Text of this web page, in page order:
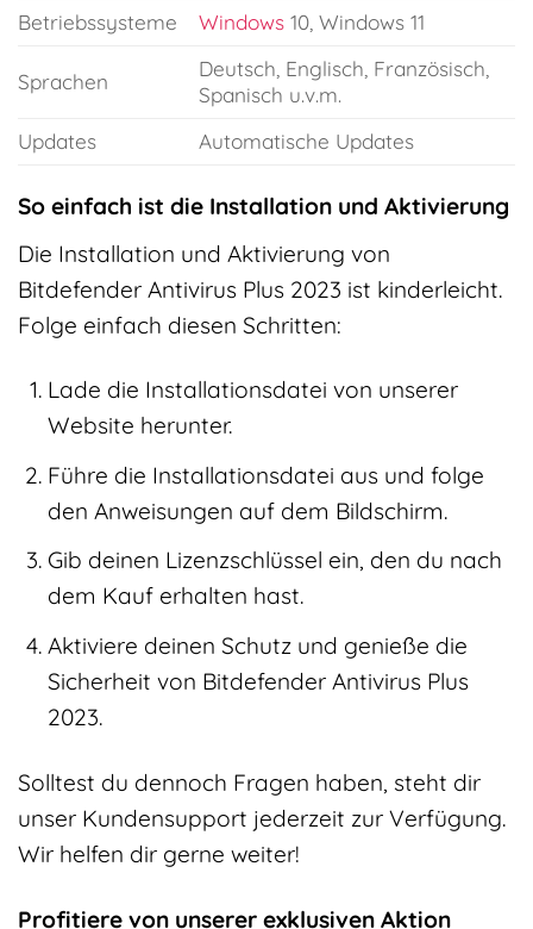
Betriebssysteme
Windows10, Windows 11
Sprachen
Deutsch, Englisch, Französisch,
Spanisch u.v.m.
Updates
Automatische Updates
So einfach ist die Installation und Aktivierung
Die Installation und Aktivierung von
Bitdefender Antivirus Plus 2023 ist kinderleicht.
Folge einfach diesen Schritten:
Lade die Installationsdatei von unserer
Website herunter.
Führe die Installationsdatei aus und folge
den Anweisungen auf dem Bildschirm.
Gib deinen Lizenzschlüssel ein, den du nach
dem Kauf erhalten hast.
Aktiviere deinen Schutz und genieße die
Sicherheit von Bitdefender Antivirus Plus
2023.
Solltest du dennoch Fragen haben, steht dir
unser Kundensupport jederzeit zur Verfügung.
Wir helfen dir gerne weiter!
Profitiere von unserer exklusiven Aktion